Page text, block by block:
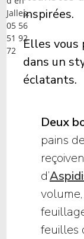
inspirées.
Elles vous
dans un
éclatants.
Deux
pains
d’
feuilles